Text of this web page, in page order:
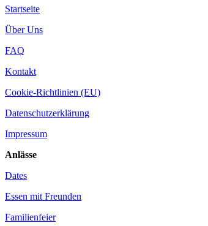
Startseite
Über Uns
FAQ
Kontakt
Cookie-Richtlinien (EU)
Datenschutzerklärung
Impressum
Anlässe
Dates
Essen mit Freunden
Familienfeier